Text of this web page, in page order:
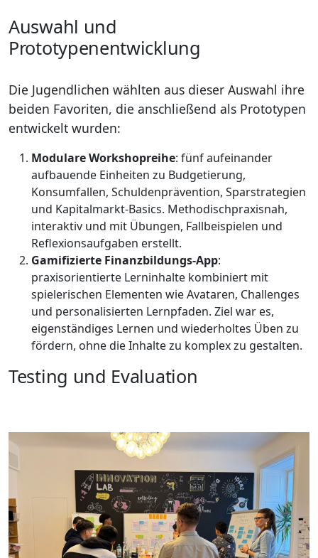
Auswahl und
Prototypenentwicklung
Die Jugendlichen wählten aus dieser Auswahl ihre
beiden Favoriten, die anschließend als Prototypen
entwickelt wurden:
Modulare Workshopreihe: fünf aufeinander
aufbauende Einheiten zu Budgetierung,
Konsumfallen, Schuldenprävention, Sparstrategien
und Kapitalmarkt-Basics. Methodischpraxisnah,
interaktiv und mit Übungen, Fallbeispielen und
Reflexionsaufgaben erstellt.
Gamifizierte Finanzbildungs-App:
praxisorientierte Lerninhalte kombiniert mit
spielerischen Elementen wie Avataren, Challenges
und personalisierten Lernpfaden. Ziel war es,
eigenständiges Lernen und wiederholtes Üben zu
fördern, ohne die Inhalte zu komplex zu gestalten.
Testing und Evaluation